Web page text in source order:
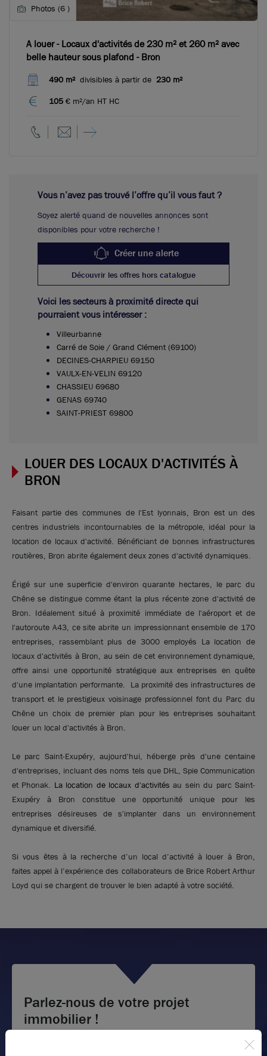
Photos (6 )
A louer - Locaux d'activités de 230 m² et 260 m² avec
belle hauteur sous plafond - Bron
490 m²divisibles à partir de 230 m²
105 € m²/an HT HC
Vous n’avez pas trouvé l’offre qu’il vous faut ?
Soyez alerté quand de nouvelles annonces sont
disponibles pour votre recherche !
Créer une alerte
Découvrir les offres hors catalogue
Voici les secteurs à proximité directe qui
pourraient vous intéresser :
Villeurbanne
Carré de Soie / Grand Clément (69100)
DECINES-CHARPIEU 69150
VAULX-EN-VELIN 69120
CHASSIEU 69680
GENAS 69740
SAINT-PRIEST 69800
LOUER DES LOCAUX D'ACTIVITÉS À
BRON
Faisant partie des communes de l'Est lyonnais, Bron est un des
centres industriels incontournables de la métropole, idéal pour la
location de locaux d'activité. Bénéficiant de bonnes infrastructures
routières, Bron abrite également deux zones d'activité dynamiques.
Érigé sur une superficie d'environ quarante hectares, le parc du
Chêne se distingue comme étant la plus récente zone d'activité de
Bron. Idéalement situé à proximité immédiate de l'aéroport et de
l'autoroute A43, ce site abrite un impressionnant ensemble de 170
entreprises, rassemblant plus de 3000 employés La location de
locaux d'activités à Bron, au sein de cet environnement dynamique,
offre ainsi une opportunité stratégique aux entreprises en quête
d'une implantation performante. La proximité des infrastructures de
transport et le prestigieux voisinage professionnel font du Parc du
Chêne un choix de premier plan pour les entreprises souhaitant
louer un local d'activités à Bron.
Le parc Saint-Exupéry, aujourd'hui, héberge près d'une centaine
d'entreprises, incluant des noms tels que DHL, Spie Communication
et Phonak. La location de locaux d'activités au sein du parc Saint-
Exupéry à Bron constitue une opportunité unique pour les
entreprises désireuses de s'implanter dans un environnement
dynamique et diversifié.
Si vous êtes à la recherche d’un local d’activité à louer à Bron,
faites appel à l’expérience des collaborateurs de Brice Robert Arthur
Loyd qui se chargent de trouver le bien adapté à votre société.
Parlez-nous de votre projet
immobilier !